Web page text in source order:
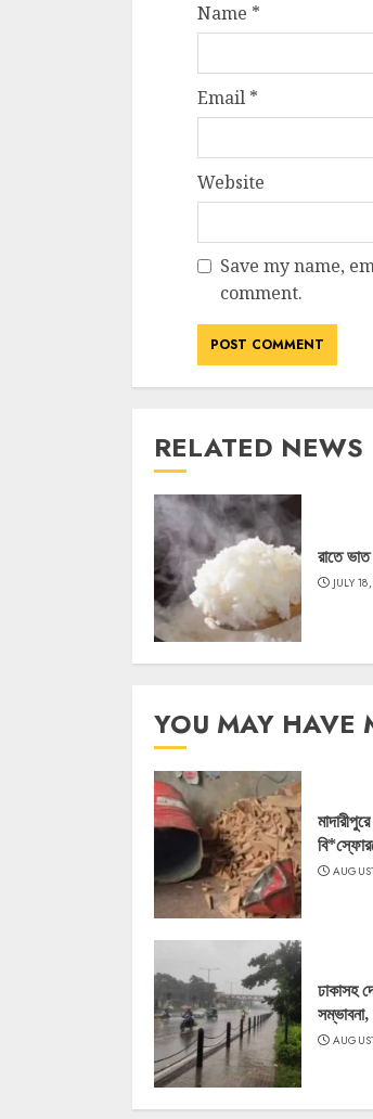
Name *
Email *
Website
Save my name,
comment.
RELATED NEWS
রাতে
JULY
YOU MAY HAVE
ঢাকাসহ